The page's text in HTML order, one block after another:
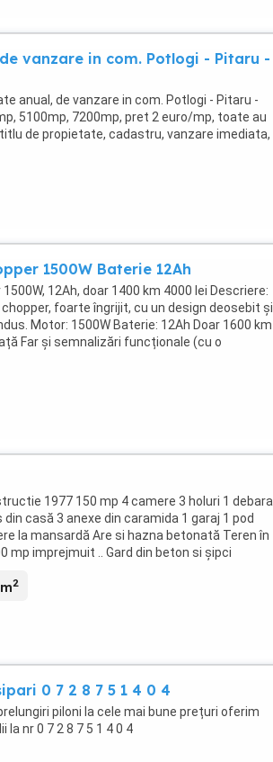
vanzare in com. Potlogi - Pitaru -
anual, de vanzare in com. Potlogi - Pitaru -
5100mp, 7200mp, pret 2 euro/mp, toate au
de propietate, cadastru, vanzare imediata,
1500W Baterie 12Ah
12Ah, doar 1400 km 4000 lei Descriere:
foarte îngrijit, cu un design deosebit și
Motor: 1500W Baterie: 12Ah Doar 1600 km
Far și semnalizări funcționale (cu o
1977 150 mp 4 camere 3 holuri 1 debara
casă 3 anexe din caramida 1 garaj 1 pod
la mansardă Are si hazna betonată Teren în
mp imprejmuit .. Gard din beton si șipci
2
0 7 2 8 7 5 1 4 0 4
piloni la cele mai bune prețuri oferim
nr 0 7 2 8 7 5 1 4 0 4